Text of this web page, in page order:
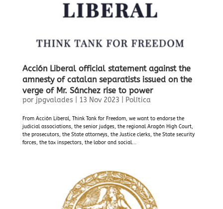
Acción Liberal official statement against the
amnesty of catalan separatists issued on the
verge of Mr. Sánchez rise to power
por jpgvalades 13 Nov 2023 Política
From Acción Liberal, Think Tank for Freedom, we want to endorse the
judicial associations, the senior judges, the regional Aragón High Court,
the prosecutors, the State attorneys, the Justice clerks, the State security
forces, the tax inspectors, the labor and social...